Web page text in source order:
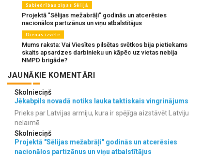
Sabiedrības ziņas Sēlijā
Projektā "Sēlijas mežabrāļi" godinās un atcerēsies
nacionālos partizānus un viņu atbalstītājus
Dienas izvēle
Mums raksta: Vai Viesītes pilsētas svētkos bija pietiekams
skaits apsardzes darbinieku un kāpēc uz vietas nebija
NMPD brigāde?
JAUNĀKIE KOMENTĀRI
Skolnieciņš
Jēkabpils novadā notiks lauka taktiskais vingrinājums
Prieks par Latvijas armiju, kura ir spējīga aizstāvēt Latviju
nelaimē.
Skolnieciņš
Projektā "Sēlijas mežabrāļi" godinās un atcerēsies
nacionālos partizānus un viņu atbalstītājus